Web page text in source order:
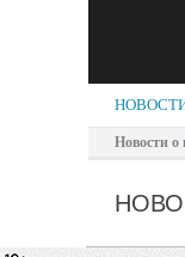
Новости о